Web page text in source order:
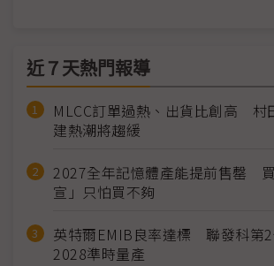
近７天熱門報導
MLCC訂單過熱、出貨比創高 村
建熱潮將趨緩
2027全年記憶體產能提前售罄
宣」只怕買不夠
英特爾EMIB良率達標 聯發科第2
2028準時量產